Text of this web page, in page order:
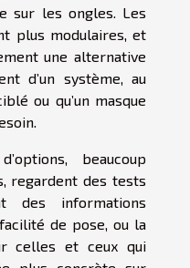
sur les ongles. Les
plus modulaires, et
une alternative
d’un système, au
ou qu’un masque
beaucoup
regardent des tests
des informations
de pose, ou la
celles et ceux qui